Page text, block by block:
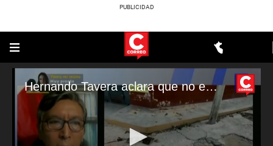
Hernando Tavera aclara que no existen los edificios antisísmicos